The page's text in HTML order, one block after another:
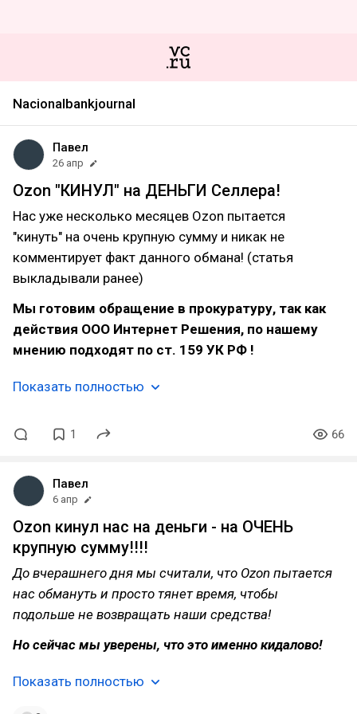
Nacionalbankjournal
Павел
26 апр
Ozon "КИНУЛ" на ДЕНЬГИ Селлера!
Нас уже несколько месяцев Ozon пытается
"кинуть" на очень крупную сумму и никак не
комментирует факт данного обмана! (статья
выкладывали ранее)
Мы готовим обращение в прокуратуру, так как
действия ООО Интернет Решения, по нашему
мнению подходят по ст. 159 УК РФ !
Показать полностью
1 66
Павел
6 апр
Ozon кинул нас на деньги - на ОЧЕНЬ
крупную сумму!!!!
До вчерашнего дня мы считали, что Ozon пытается
нас обмануть и просто тянет время, чтобы
подольше не возвращать наши средства!
Но сейчас мы уверены, что это именно кидалово!
Показать полностью